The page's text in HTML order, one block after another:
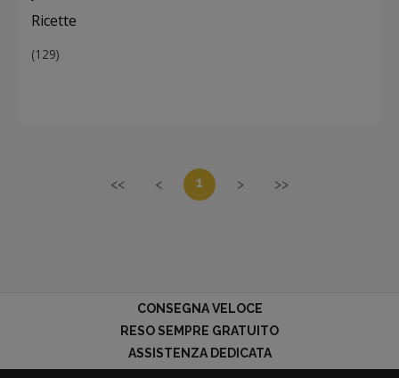
Ricette
(129)
<< < 1 > >>
CONSEGNA VELOCE
RESO SEMPRE GRATUITO
ASSISTENZA DEDICATA